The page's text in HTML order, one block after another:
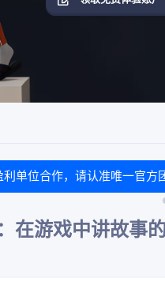
单位合作，请认准唯一官方
在游戏中讲故事